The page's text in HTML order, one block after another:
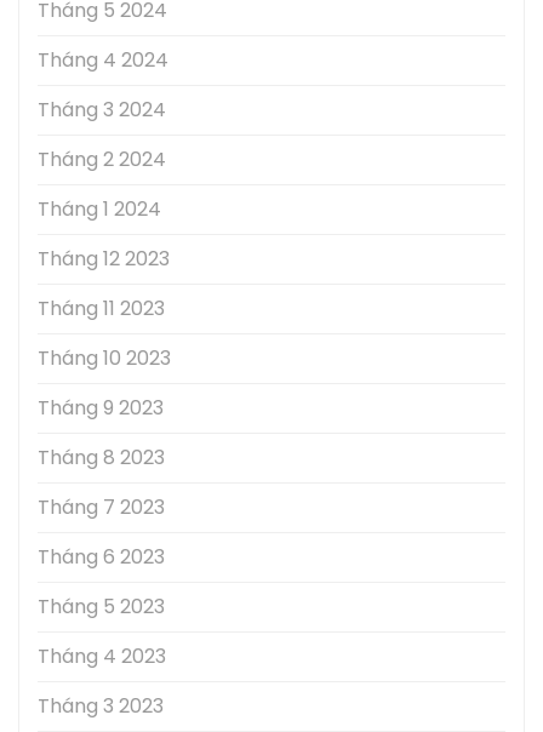
Tháng 5 2024
Tháng 4 2024
Tháng 3 2024
Tháng 2 2024
Tháng 1 2024
Tháng 12 2023
Tháng 11 2023
Tháng 10 2023
Tháng 9 2023
Tháng 8 2023
Tháng 7 2023
Tháng 6 2023
Tháng 5 2023
Tháng 4 2023
Tháng 3 2023